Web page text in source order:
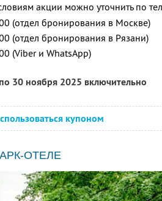
акции можно уточнить по
(отдел бронирования в Москве)
(отдел бронирования в Рязани)
(Viber и WhatsApp)
30 ноября 2025 включительно
купоном
ОТЕЛЕ